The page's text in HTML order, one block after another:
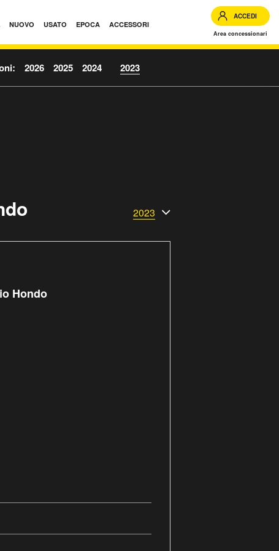
NUOVO USATO EPOCA ACCESSORI
ACCEDI
Area concessionari
2026 2025 2024 2023
2023
Hondo